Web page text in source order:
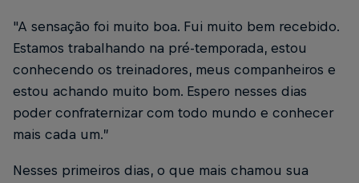
"A sensação foi muito boa. Fui muito bem recebido.
Estamos trabalhando na pré-temporada, estou
conhecendo os treinadores, meus companheiros e
estou achando muito bom. Espero nesses dias
poder confraternizar com todo mundo e conhecer
mais cada um.”
Nesses primeiros dias, o que mais chamou sua